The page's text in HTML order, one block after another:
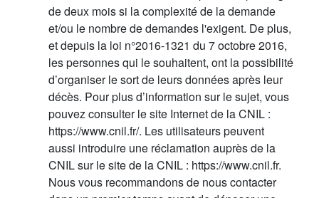
de deux mois si la complexité de la demande
et/ou le nombre de demandes l'exigent. De plus,
et depuis la loi n°2016-1321 du 7 octobre 2016,
les personnes qui le souhaitent, ont la possibilité
d’organiser le sort de leurs données après leur
décès. Pour plus d’information sur le sujet, vous
pouvez consulter le site Internet de la CNIL :
https://www.cnil.fr/. Les utilisateurs peuvent
aussi introduire une réclamation auprès de la
CNIL sur le site de la CNIL : https://www.cnil.fr.
Nous vous recommandons de nous contacter